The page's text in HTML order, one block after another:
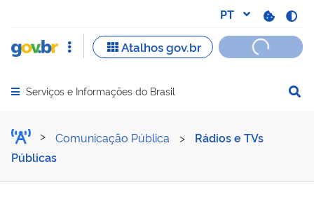
Abrir menu principal de navegação
Serviços e Informações do Brasil
Acessar informações via
Comunicação Pública >
Rádios e TVs
Públicas